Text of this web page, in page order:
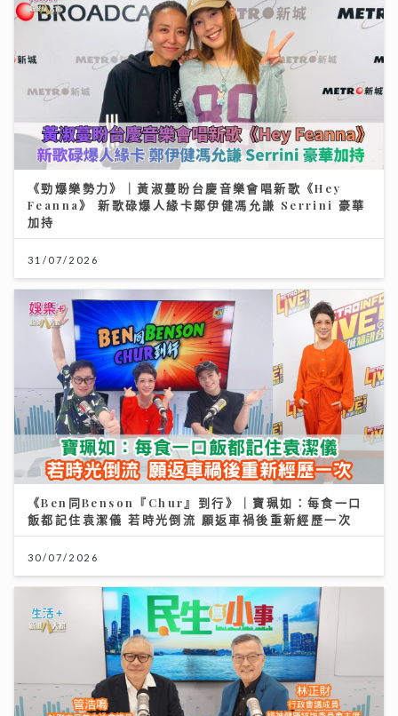
《勁爆樂勢力》｜黃淑蔓盼台慶音樂會唱新歌《Hey
Feanna》 新歌碌爆人緣卡鄭伊健馮允謙 Serrini 豪華
加持
31/07/2026
《Ben同Benson『Chur』到行》｜寶珮如：每食一口
飯都記住袁潔儀 若時光倒流 願返車禍後重新經歷一次
30/07/2026